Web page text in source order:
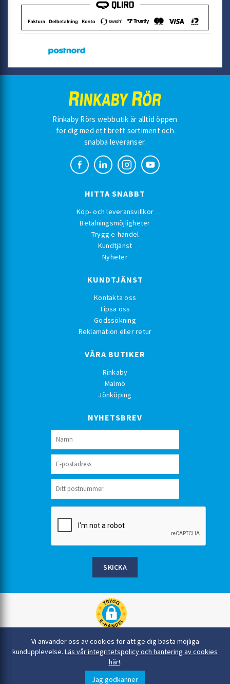
Vi använder oss av cookies för att ge dig bästa möjliga
kundupplevelse. Läs vår integritetspolicy och hantering av cookies
här!.
Jag godkänner
Rinkaby Rörs webbutik är alltid öppen
för dig med ett brett sortiment och
snabba leveranser.
HITTA SNABBT
Köp- och leveransvillkor
Betalningsmöjligheter
Trygg e-handel
Kundtjänst
Nyheter
KUNDTJÄNST
Kontakta oss
Tipsa oss
Godssökning
Reklamation eller retur
VÅRA BUTIKER
Rinkaby
Malmö
Jönköping
NYHETSBREV
SKICKA
Rinkaby Rör AB, Box 54, 296 21 Åhus
044-22 54 90
info@rinkabyror.se
© Alla rättigheter tillhör Rinkaby Rör AB